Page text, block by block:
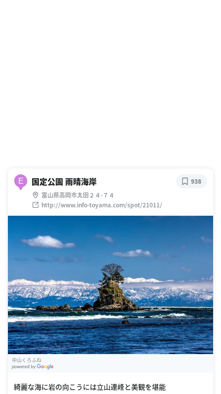
E 国定公園 雨晴海岸
富山県高岡市太田２４-７４
http://www.info-toyama.com/spot/21011/
938
中山くろふね
綺麗な海に岩の向こうには立山連峰と美観を堪能